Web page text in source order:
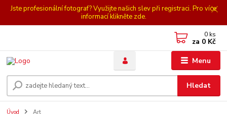
Jste profesionální fotograf? Využijte našich slev při registraci. Pro více
informací klikněte zde.
Menu
Hledat
0 ks
za 0 Kč
Úvod Art